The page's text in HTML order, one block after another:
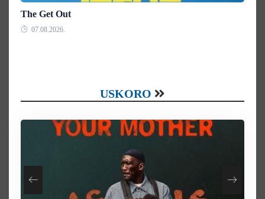
The Get Out
07.08.2026.
USKORO